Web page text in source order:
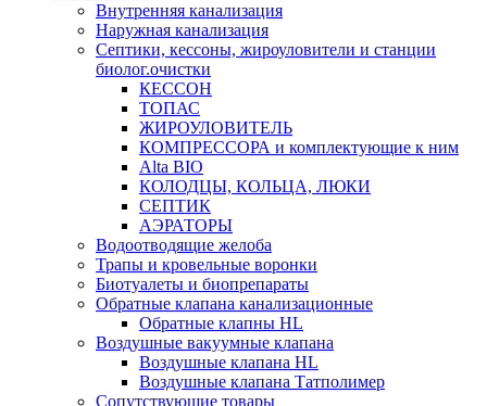
Внутренняя канализация
Наружная канализация
Септики, кессоны, жироуловители и станции
биолог.очистки
КЕССОН
ТОПАС
ЖИРОУЛОВИТЕЛЬ
КОМПРЕССОРА и комплектующие к ним
Alta BIO
КОЛОДЦЫ, КОЛЬЦА, ЛЮКИ
СЕПТИК
АЭРАТОРЫ
Водоотводящие желоба
Трапы и кровельные воронки
Биотуалеты и биопрепараты
Обратные клапана канализационные
Обратные клапны HL
Воздушные вакуумные клапана
Воздушные клапана HL
Воздушные клапана Татполимер
Сопутствующие товары